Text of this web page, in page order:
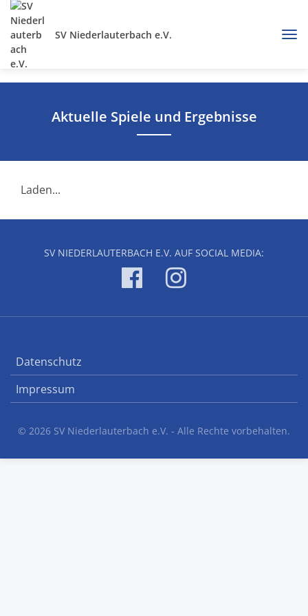
SV Niederlauterbach e.V.
Aktuelle Spiele und Ergebnisse
Laden...
SV NIEDERLAUTERBACH E.V. AUF SOCIAL MEDIA:
Datenschutz
Impressum
© 2026 SV Niederlauterbach e.V. - Alle Rechte vorbehalten.